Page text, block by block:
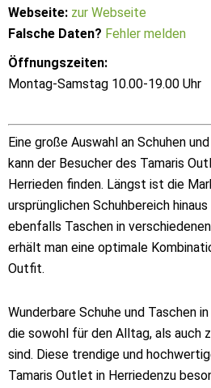
Webseite: zur Webseite
Falsche Daten? Fehler melden
Öffnungszeiten:
Montag-Samstag 10.00-19.00 Uhr
Eine große Auswahl an Schuhen
kann der Besucher des Tamaris
Herrieden finden. Längst ist die
ursprünglichen Schuhbereich
ebenfalls Taschen in
erhält man eine optimale
Outfit.
Wunderbare Schuhe und Taschen
die sowohl für den Alltag, als auch
sind. Diese trendige und
Tamaris Outlet in Herriedenzu